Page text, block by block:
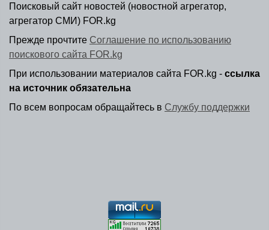
Поисковый сайт новостей (новостной агрегатор,
агрегатор СМИ) FOR.kg
Прежде прочтите Соглашение по использованию
поискового сайта FOR.kg
При использовании материалов сайта FOR.kg - ссылка
на источник обязательна
По всем вопросам обращайтесь в Службу поддержки